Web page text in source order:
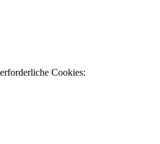
Cookies: